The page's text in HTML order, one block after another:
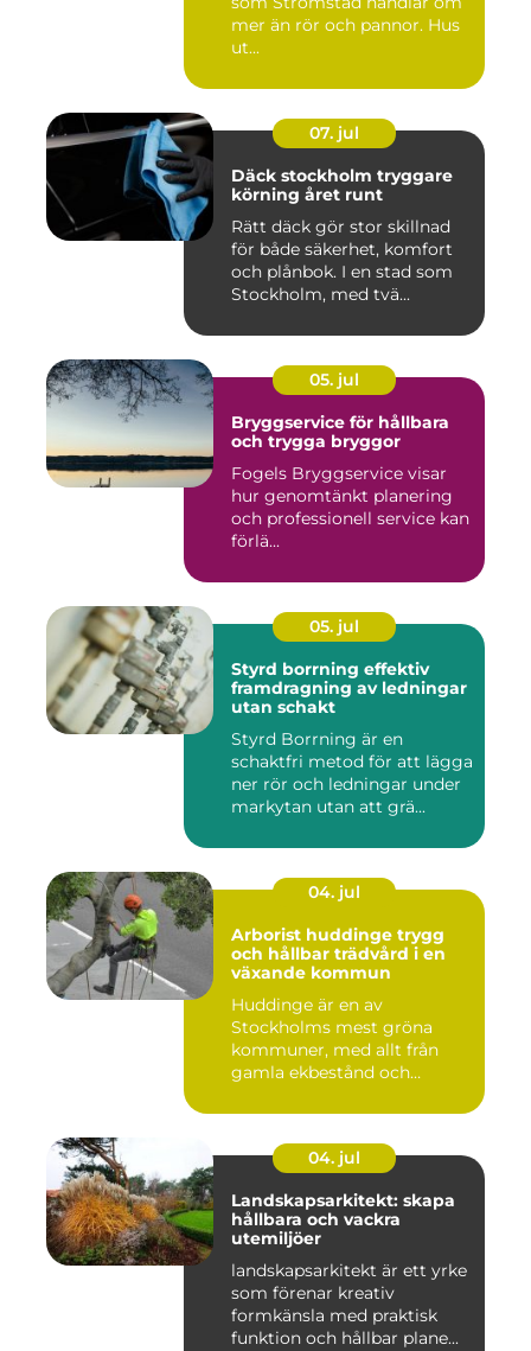
mer än rör och pannor. Hus
ut...
07. jul
Däck stockholm tryggare
körning året runt
Rätt däck gör stor skillnad
för både säkerhet, komfort
och plånbok. I en stad som
Stockholm, med tvä...
05. jul
Bryggservice för hållbara
och trygga bryggor
Fogels Bryggservice visar
hur genomtänkt planering
och professionell service kan
förlä...
05. jul
Styrd borrning effektiv
framdragning av ledningar
utan schakt
Styrd Borrning är en
schaktfri metod för att lägga
ner rör och ledningar under
markytan utan att grä...
04. jul
Arborist huddinge trygg
och hållbar trädvård i en
växande kommun
Huddinge är en av
Stockholms mest gröna
kommuner, med allt från
gamla ekbestånd och
04. jul
Landskapsarkitekt: skapa
hållbara och vackra
utemiljöer
landskapsarkitekt är ett yrke
som förenar kreativ
formkänsla med praktisk
funktion och hållbar plane...